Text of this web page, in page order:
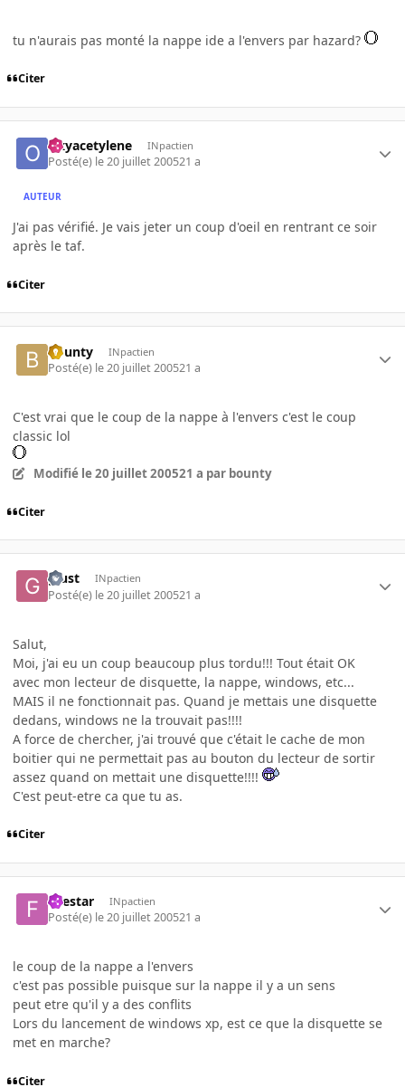
tu n'aurais pas monté la nappe ide a l'envers par hazard?
Citer
Oxyacetylene INpactien
Posté(e) le 20 juillet 200521 a
AUTEUR
J'ai pas vérifié. Je vais jeter un coup d'oeil en rentrant ce soir
après le taf.
Citer
bounty INpactien
Posté(e) le 20 juillet 200521 a
C'est vrai que le coup de la nappe à l'envers c'est le coup
classic lol
Modifié le 20 juillet 200521 a par bounty
Citer
giust INpactien
Posté(e) le 20 juillet 200521 a
Salut,
Moi, j'ai eu un coup beaucoup plus tordu!!! Tout était OK
avec mon lecteur de disquette, la nappe, windows, etc...
MAIS il ne fonctionnait pas. Quand je mettais une disquette
dedans, windows ne la trouvait pas!!!!
A force de chercher, j'ai trouvé que c'était le cache de mon
boitier qui ne permettait pas au bouton du lecteur de sortir
assez quand on mettait une disquette!!!!
C'est peut-etre ca que tu as.
Citer
firestar INpactien
Posté(e) le 20 juillet 200521 a
le coup de la nappe a l'envers
c'est pas possible puisque sur la nappe il y a un sens
peut etre qu'il y a des conflits
Lors du lancement de windows xp, est ce que la disquette se
met en marche?
Citer